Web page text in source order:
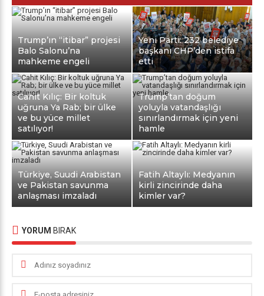
Trump’ın “itibar” projesi
Balo Salonu’na
mahkeme engeli
Yeni Parti: 232 belediye
başkanı CHP’den istifa
etti
Cahit Kılıç: Bir koltuk
uğruna Ya Rab; bir ülke
ve bu yüce millet
satılıyor!
Trump’tan doğum
yoluyla vatandaşlığı
sınırlandırmak için yeni
hamle
Türkiye, Suudi Arabistan
ve Pakistan savunma
anlaşması imzaladı
Fatih Altaylı: Medyanın
kirli zincirinde daha
kimler var?
YORUM BIRAK